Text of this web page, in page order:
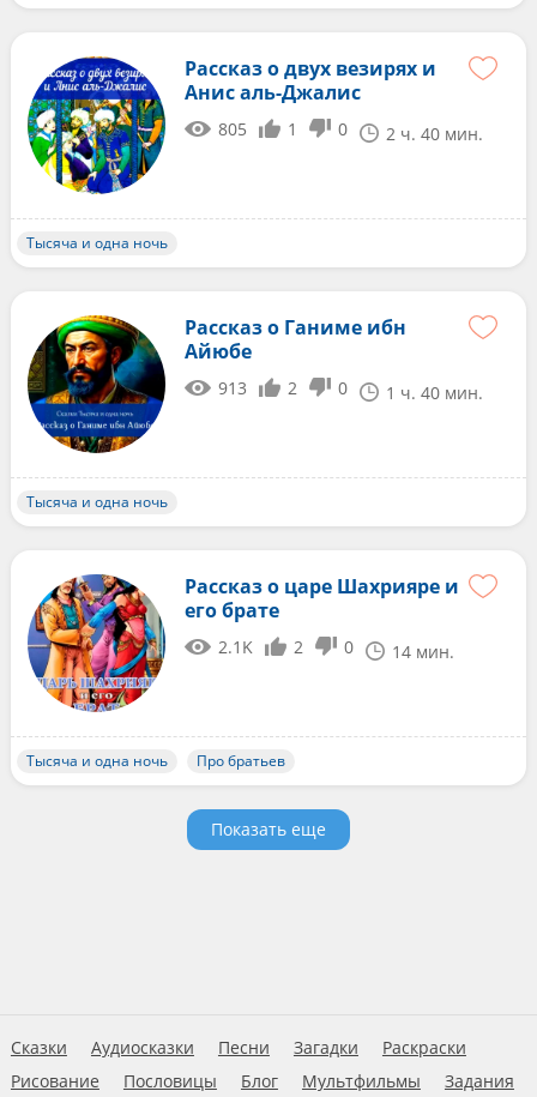
Рассказ о двух везирях и
Анис аль-Джалис
805 1 0 2 ч. 40 мин.
Тысяча и одна ночь
Рассказ о Ганиме ибн
Айюбе
913 2 0 1 ч. 40 мин.
Тысяча и одна ночь
Рассказ о царе Шахрияре и
его брате
2.1K 2 0 14 мин.
Тысяча и одна ночь Про братьев
Показать еще
Сказки Аудиосказки Песни Загадки
Раскраски
Рисование
Пословицы Блог Мультфильмы Задания